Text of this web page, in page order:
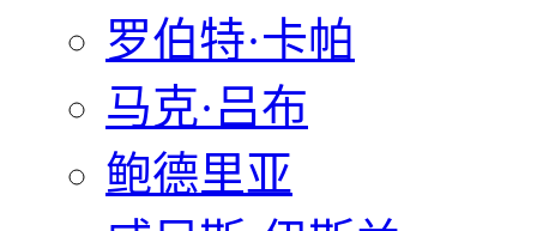
罗伯特·卡帕
马克·吕布
鲍德里亚